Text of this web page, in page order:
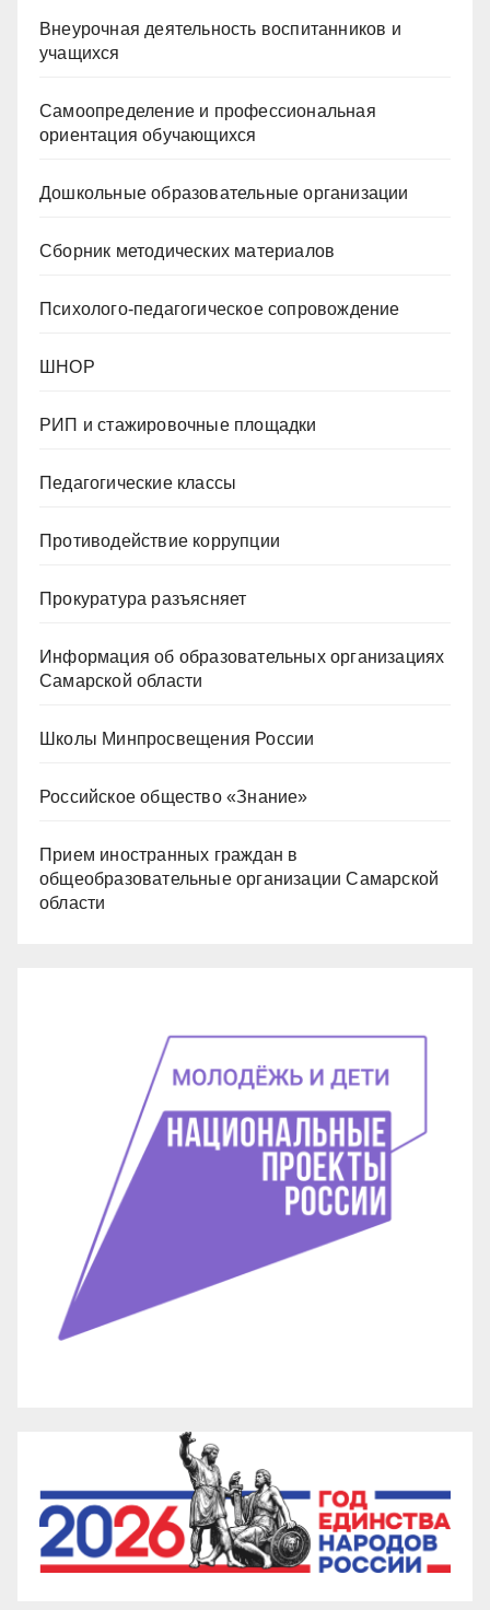
Внеурочная деятельность воспитанников и
учащихся
Самоопределение и профессиональная
ориентация обучающихся
Дошкольные образовательные организации
Сборник методических материалов
Психолого-педагогическое сопровождение
ШНОР
РИП и стажировочные площадки
Педагогические классы
Противодействие коррупции
Прокуратура разъясняет
Информация об образовательных организациях
Самарской области
Школы Минпросвещения России
Российское общество «Знание»
Прием иностранных граждан в
общеобразовательные организации Самарской
области